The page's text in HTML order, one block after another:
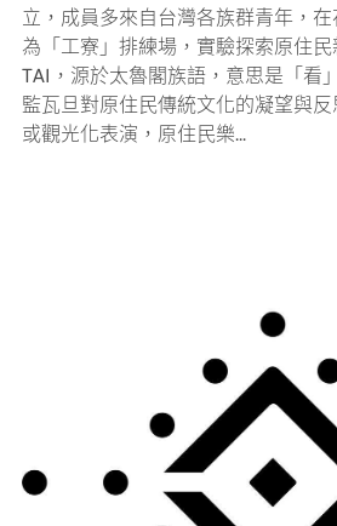
立，成員多來自台灣各族群青年，
為「工寮」排練場，實驗探索原住
TAI，源於太魯閣族語，意思是「看
監瓦旦對原住民傳統文化的凝望與
或觀光化表演，原住民樂...